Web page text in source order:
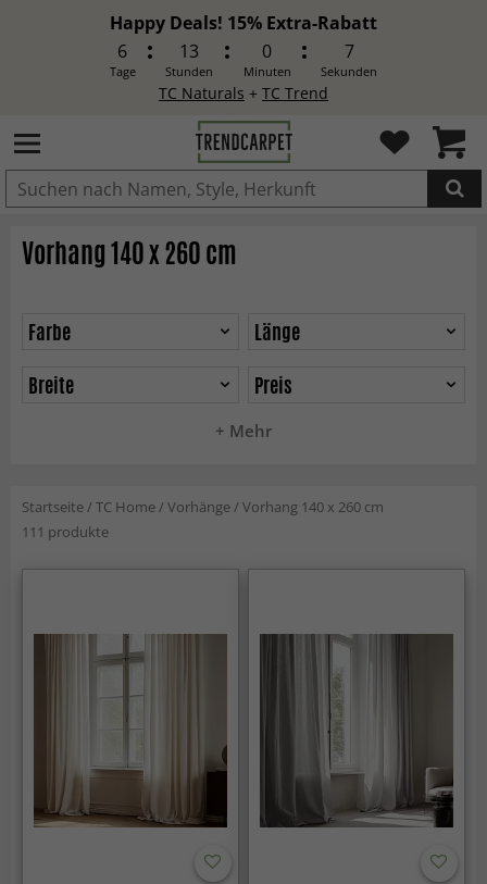
Happy Deals! 15% Extra-Rabatt
6
Tage
13
Stunden
0
Minuten
5
Sekunden
TC Naturals + TC Trend
IN DEN WARENKORB GELEGT.
Vorhang 140 x 260 cm
+ Mehr
Farbe
Länge
Breite
Preis
Startseite/TC Home/Vorhänge/Vorhang 140 x 260 cm
111 produkte